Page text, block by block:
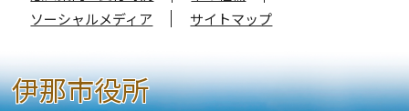
ソーシャルメディア
サイトマップ
伊那市役所